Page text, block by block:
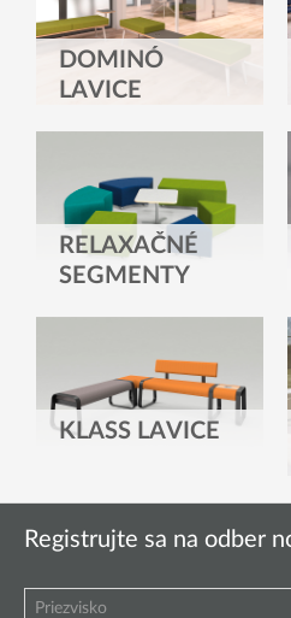
DOMINÓ
LAVICE
RELAXAČNÉ
SEGMENTY
KLASS LAVICE
Registrujte sa na odber